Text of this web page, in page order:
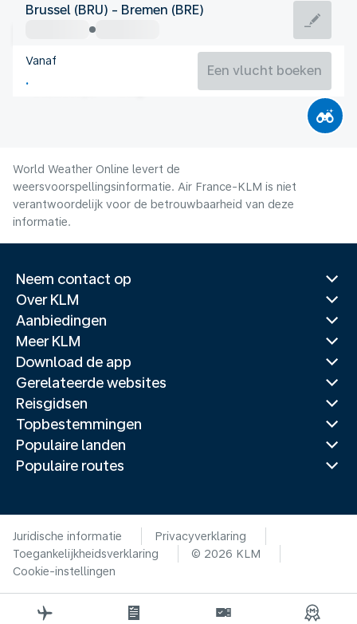
Duitsland
Bremen
Duitsland
Brussel (BRU) - Bremen (BRE)
Vanaf
Een vlucht boeken
World Weather Online levert de
weersvoorspellingsinformatie. Air France-KLM is niet
verantwoordelijk voor de betrouwbaarheid van deze
informatie.
Neem contact op
Over KLM
Aanbiedingen
Meer KLM
Download de app
Gerelateerde websites
Reisgidsen
Topbestemmingen
Populaire landen
Populaire routes
Juridische informatie
Privacyverklaring
Toegankelijkheidsverklaring
© 2026 KLM
Cookie-instellingen